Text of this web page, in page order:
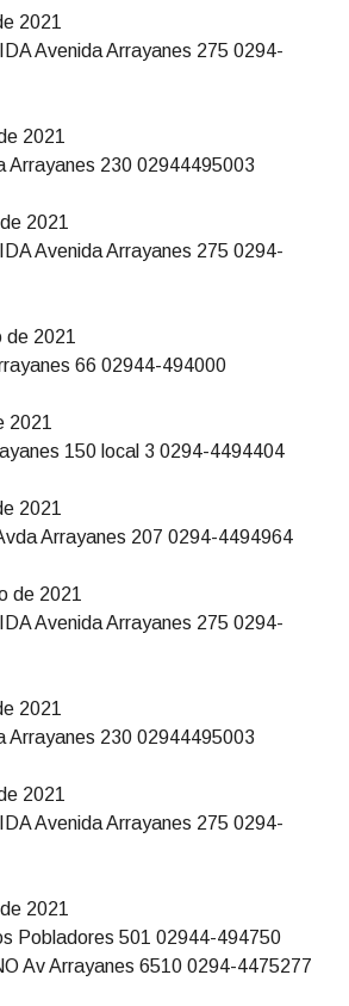
2021
Avenida Arrayanes 275 0294-
2021
Arrayanes 230 02944495003
2021
Avenida Arrayanes 275 0294-
de 2021
66 02944-494000
2021
150 local 3 0294-4494404
2021
Arrayanes 207 0294-4494964
de 2021
Avenida Arrayanes 275 0294-
2021
Arrayanes 230 02944495003
2021
Avenida Arrayanes 275 0294-
2021
Pobladores 501 02944-494750
Av Arrayanes 6510 0294-4475277